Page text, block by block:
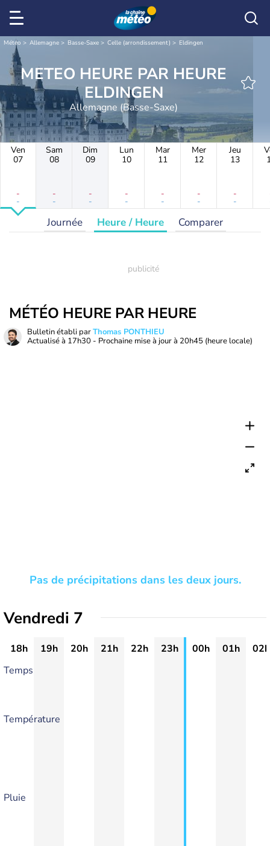
Météo Allemagne Basse-Saxe Celle (arrondissement) Eldingen
METEO HEURE PAR HEURE
ELDINGEN
Allemagne (Basse-Saxe)
Ven
07
-
-
Sam
08
-
-
Dim
09
-
-
Lun
10
-
-
Mar
11
-
-
Mer
12
-
-
Jeu
13
-
-
Journée Heure / Heure Comparer
MÉTÉO HEURE PAR HEURE
Bulletin établi parThomas PONTHIEU
Actualisé à 17h30 - Prochaine mise à jour à 20h45 (heure locale)
Pas de précipitations dans les deux jours.
Vendredi 7
18h 19h 20h 21h 22h 23h 00h 01h
02h
Temps
Température
Pluie